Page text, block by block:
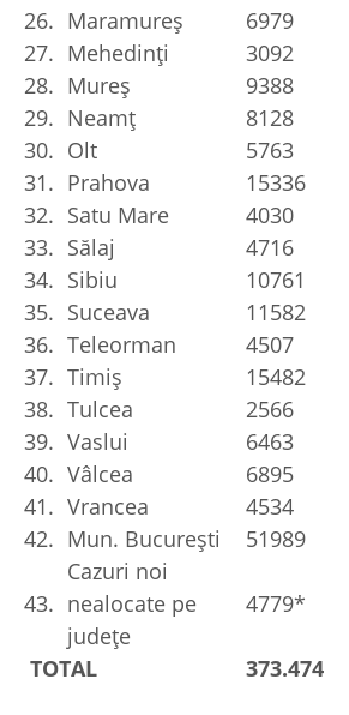
26. Maramureș 6979
27. Mehedinți 3092
28. Mureș 9388
29. Neamț 8128
30. Olt 5763
31. Prahova 15336
32. Satu Mare 4030
33. Sălaj 4716
34. Sibiu 10761
35. Suceava 11582
36. Teleorman 4507
37. Timiș 15482
38. Tulcea 2566
39. Vaslui 6463
40. Vâlcea 6895
41. Vrancea 4534
42. Mun. București 51989
43.
Cazuri noi
nealocate pe
județe
4779*
TOTAL 373.474